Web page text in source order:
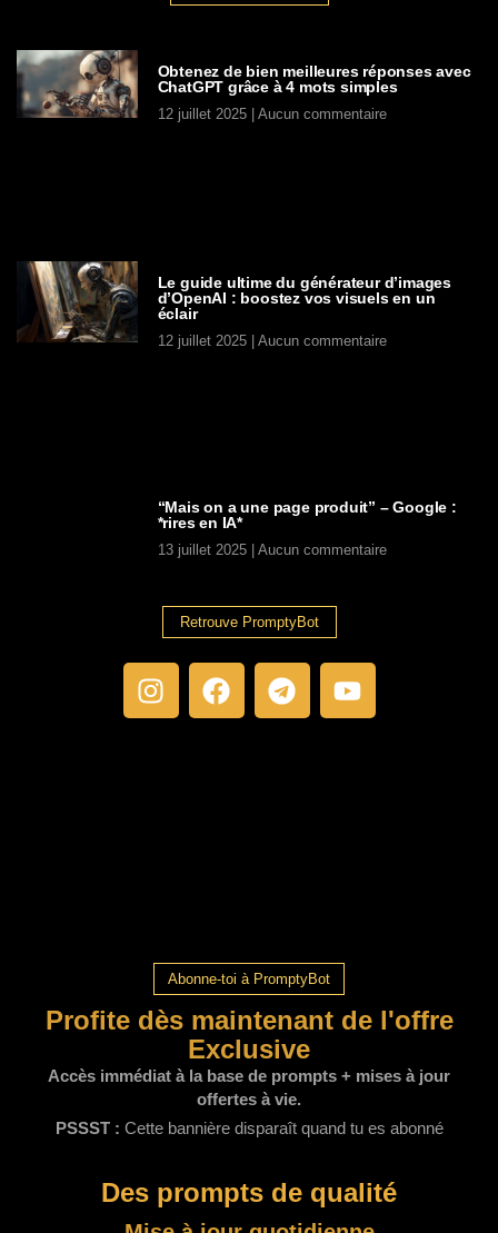
Obtenez de bien meilleures réponses avec
ChatGPT grâce à 4 mots simples
12 juillet 2025 Aucun commentaire
Le guide ultime du générateur d’images
d’OpenAI : boostez vos visuels en un
éclair
12 juillet 2025 Aucun commentaire
“Mais on a une page produit” – Google :
*rires en IA*
13 juillet 2025 Aucun commentaire
Retrouve PromptyBot
Abonne-toi à PromptyBot
Profite dès maintenant de l'offre
Exclusive
Accès immédiat à la base de prompts + mises à jour
offertes à vie.
PSSST : Cette bannière disparaît quand tu es abonné
Des prompts de qualité​